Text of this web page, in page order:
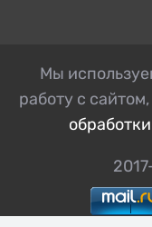
Мы
работу с